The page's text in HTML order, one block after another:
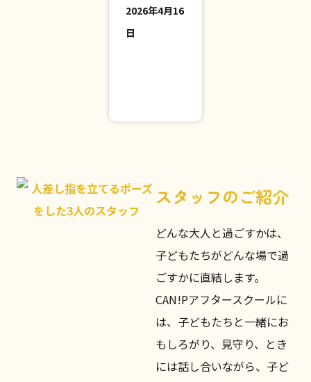
フタースク
ール」で
日
スタッフのご紹介
どんな大人と過ごすかは、
子どもたちがどんな場で過